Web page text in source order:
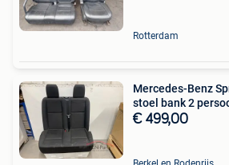
Rotterdam
Mercedes-Benz
stoel bank 2
€ 499,00